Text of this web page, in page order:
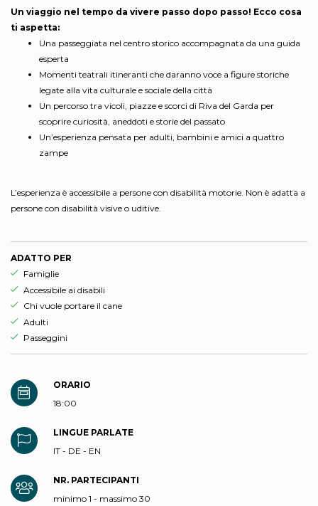
Un viaggio nel tempo da vivere passo dopo passo! Ecco cosa
ti aspetta:
Una passeggiata nel centro storico accompagnata da una guida
esperta
Momenti teatrali itineranti che daranno voce a figure storiche
legate alla vita culturale e sociale della città
Un percorso tra vicoli, piazze e scorci di Riva del Garda per
scoprire curiosità, aneddoti e storie del passato
Un’esperienza pensata per adulti, bambini e amici a quattro
zampe
L’esperienza è accessibile a persone con disabilità motorie. Non è adatta a
persone con disabilità visive o uditive.
ADATTO PER
Esperienza adatta per
Famiglie
Esperienza adatta per
Accessibile ai disabili
Esperienza adatta per
Chi vuole portare il cane
Esperienza adatta per
Adulti
Esperienza adatta per
Passeggini
ORARIO
18:00
LINGUE PARLATE
IT - DE - EN
NR. PARTECIPANTI
minimo 1 - massimo 30